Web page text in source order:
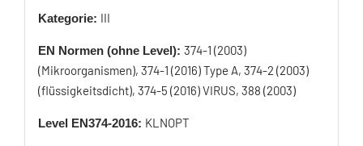
Kategorie: III
EN Normen (ohne Level): 374-1 (2003)
(Mikroorganismen), 374-1 (2016) Type A, 374-2 (2003)
(flüssigkeitsdicht), 374-5 (2016) VIRUS, 388 (2003)
Level EN374-2016: KLNOPT